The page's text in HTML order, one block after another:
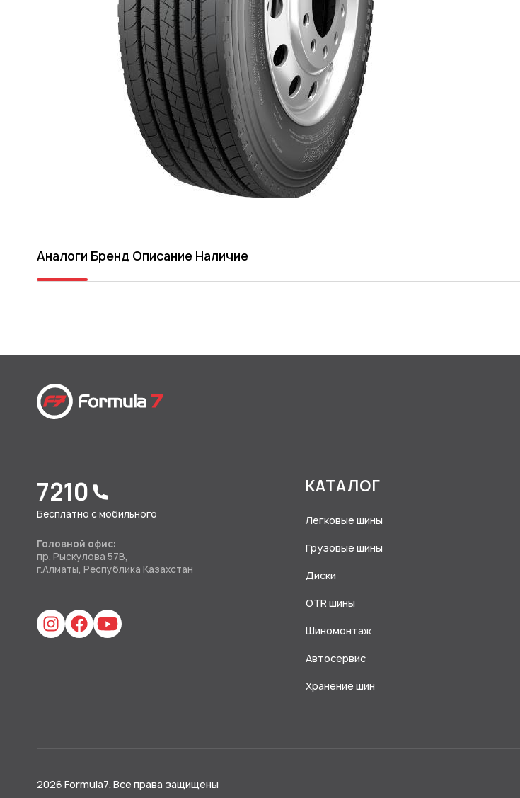
Аналоги Бренд Описание Наличие
7210
Бесплатно с мобильного
Головной офис:
пр. Рыскулова 57В,
г.Алматы, Республика Казахстан
КАТАЛОГ
Легковые шины
Грузовые шины
Диски
OTR шины
Шиномонтаж
Автосервис
Хранение шин
2026 Formula7. Все права защищены